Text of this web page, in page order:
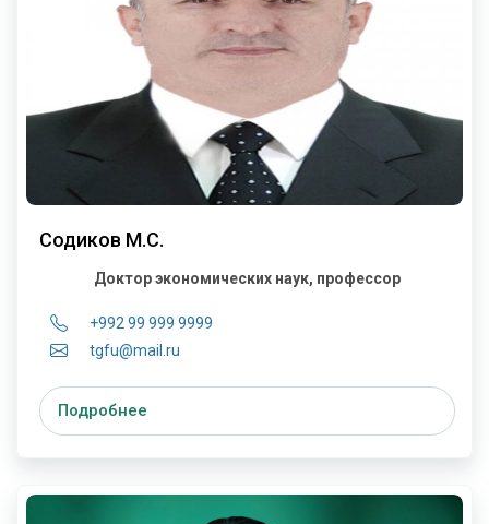
Содиков М.С.
Доктор экономических наук, профессор
+992 99 999 9999
tgfu@mail.ru
Подробнее